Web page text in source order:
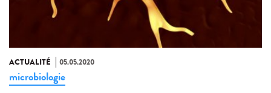
ACTUALITÉ 05.05.2020
microbiologie